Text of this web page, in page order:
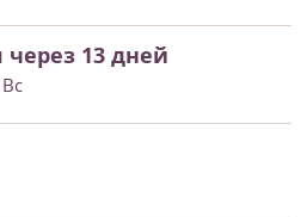
через 13 дней